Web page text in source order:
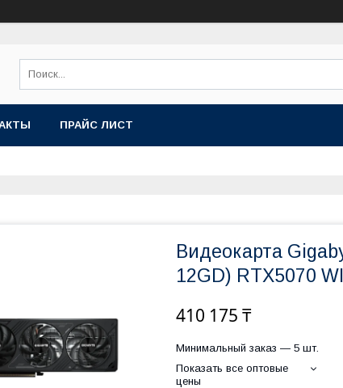
ПРАЙС ЛИСТ
Видеокарта
12GD) RTX5070
410 175 ₸
Минимальный заказ — 5 шт.
Показать все оптовые
цены